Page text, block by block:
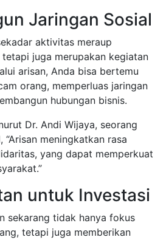
Jaringan Sosial
aktivitas meraup
juga merupakan kegiatan
arisan, Anda bisa bertemu
orang, memperluas jaringan
hubungan bisnis.
Dr. Andi Wijaya, seorang
meningkatkan rasa
yang dapat memperkuat
untuk Investasi
sekarang tidak hanya fokus
tetapi juga memberikan